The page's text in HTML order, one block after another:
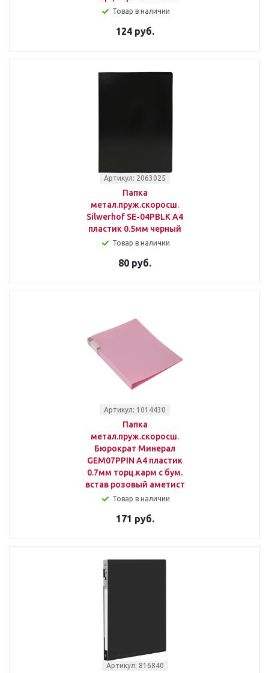
Товар в наличии
124 руб.
Артикул: 2063025
Папка
метал.пруж.скоросш.
Silwerhof SE-04PBLK A4
пластик 0.5мм черный
Товар в наличии
80 руб.
Артикул: 1014430
Папка
метал.пруж.скоросш.
Бюрократ Минерал
GEM07PPIN A4 пластик
0.7мм торц.карм с бум.
встав розовый аметист
Товар в наличии
171 руб.
Артикул: 816840